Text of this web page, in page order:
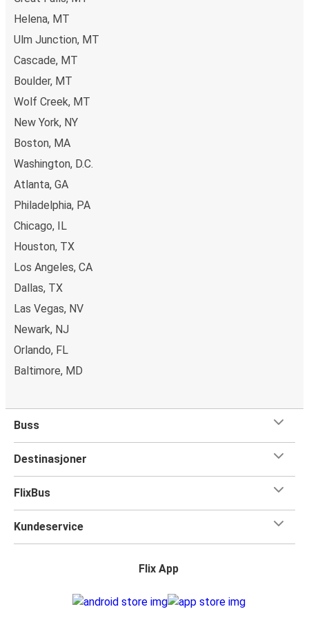
Club/JCB/Discover) Carte Bleue, PayPal, Google Pay og
Apple Pay.
Helena, MT
Ulm Junction, MT
Cascade, MT
Boulder, MT
Wolf Creek, MT
New York, NY
Boston, MA
Washington, D.C.
Atlanta, GA
Philadelphia, PA
Chicago, IL
Houston, TX
Los Angeles, CA
Dallas, TX
Las Vegas, NV
Newark, NJ
Orlando, FL
Baltimore, MD
Buss
Destinasjoner
FlixBus
Kundeservice
Flix App